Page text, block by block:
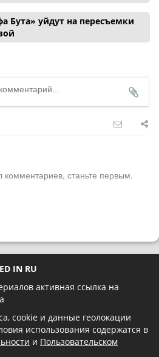
Бута» уйдут на пересъемки
комментариев, станьте первым.
IN RU
активная ссылка на
cookie и данные геолокации
использования содержатся в
и Пользовательском